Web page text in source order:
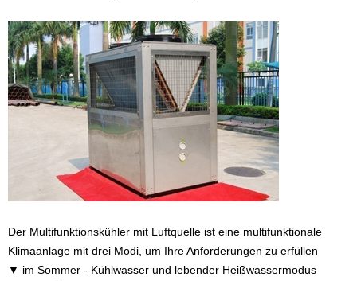
Der Multifunktionskühler mit Luftquelle ist eine multifunktionale
Klimaanlage mit drei Modi, um Ihre Anforderungen zu erfüllen
▼ im Sommer - Kühlwasser und lebender Heißwassermodus